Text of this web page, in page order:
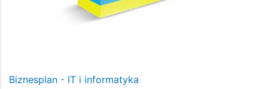
Biznesplan - IT i informatyka